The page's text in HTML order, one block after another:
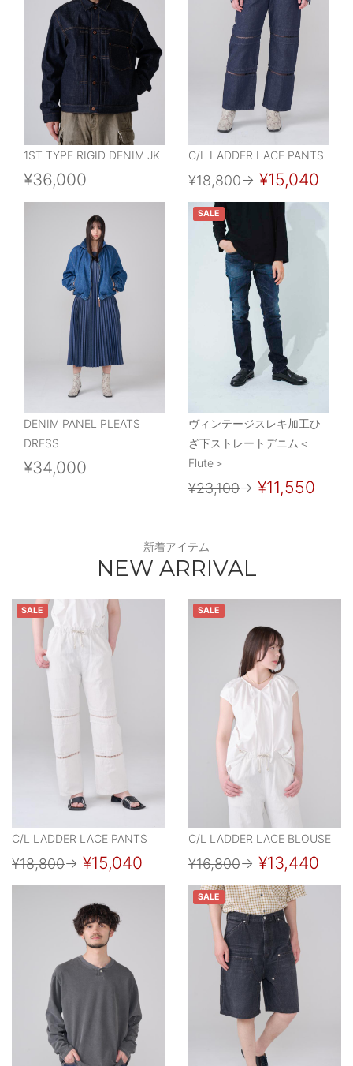
1ST TYPE RIGID DENIM JK
¥36,000
C/L LADDER LACE PANTS
¥18,800→ ¥15,040
DENIM PANEL PLEATS
DRESS
¥34,000
SALE
ヴィンテージスレキ加工ひ
ざ下ストレートデニム＜
Flute＞
¥23,100→ ¥11,550
新着アイテム
NEW ARRIVAL
SALE
C/L LADDER LACE PANTS
¥18,800→ ¥15,040
SALE
C/L LADDER LACE BLOUSE
¥16,800→ ¥13,440
SALE